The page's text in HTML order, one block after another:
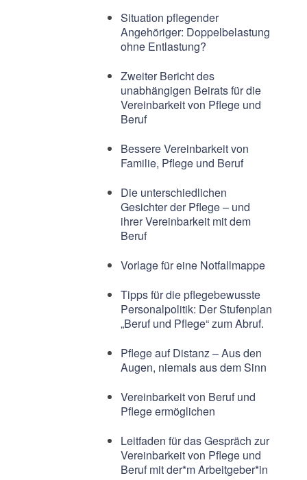
Situation pflegender
Angehöriger: Doppelbelastung
ohne Entlastung?
Zweiter Bericht des
unabhängigen Beirats für die
Vereinbarkeit von Pflege und
Beruf
Bessere Vereinbarkeit von
Familie, Pflege und Beruf
Die unterschiedlichen
Gesichter der Pflege – und
ihrer Vereinbarkeit mit dem
Beruf
Vorlage für eine Notfallmappe
Tipps für die pflegebewusste
Personalpolitik: Der Stufenplan
„Beruf und Pflege“ zum Abruf.
Pflege auf Distanz – Aus den
Augen, niemals aus dem Sinn
Vereinbarkeit von Beruf und
Pflege ermöglichen
Leitfaden für das Gespräch zur
Vereinbarkeit von Pflege und
Beruf mit der*m Arbeitgeber*in